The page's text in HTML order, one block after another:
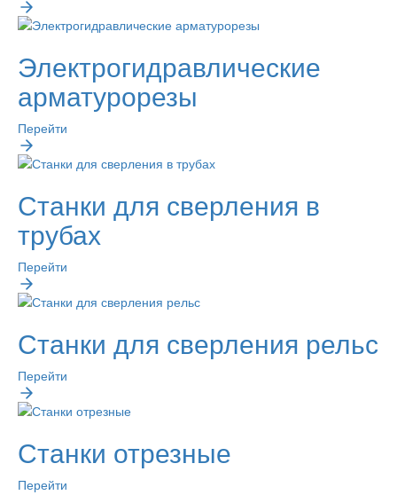
Электрогидравлические
арматурорезы
Перейти
Станки для сверления в
трубах
Перейти
Станки для сверления рельс
Перейти
Станки отрезные
Перейти